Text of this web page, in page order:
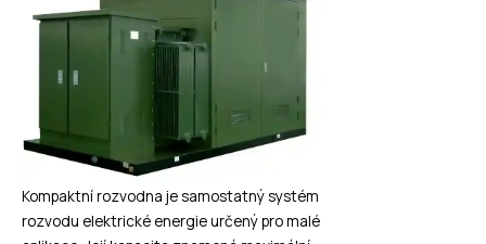
Kompaktní rozvodna je samostatný systém
rozvodu elektrické energie určený pro malé